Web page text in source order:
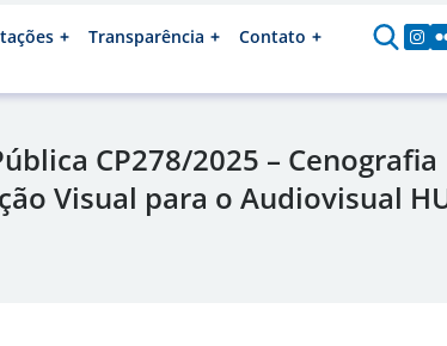
Transparência Contato
CP278/2025 – Cenografia
Visual para o Audiovisual